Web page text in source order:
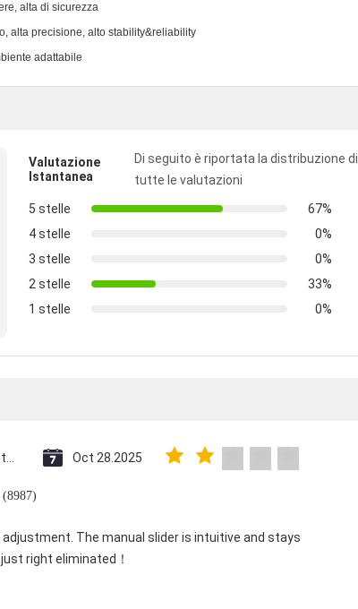
alta di sicurezza
alta precisione, alto stability&reliability
adattabile
Valutazione
Istantanea
Di seguito è riportata la distribuzione di
tutte le valutazioni
5 stelle
67%
4 stelle
0%
3 stelle
0%
2 stelle
33%
1 stelle
0%
Oct 28.2025
adjustment. The manual slider is intuitive and stays
right eliminated！